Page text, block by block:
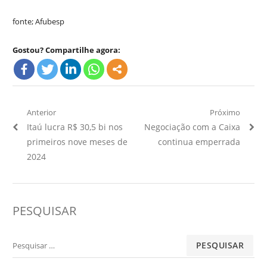
fonte; Afubesp
Gostou? Compartilhe agora:
Navegação
de
Post
Anterior
Artigo
Anterior:
Itaú lucra R$ 30,5 bi nos
primeiros nove meses de
2024
Próximo
Próximo
Artigo:
Negociação com a Caixa
continua emperrada
PESQUISAR
Pesquisar